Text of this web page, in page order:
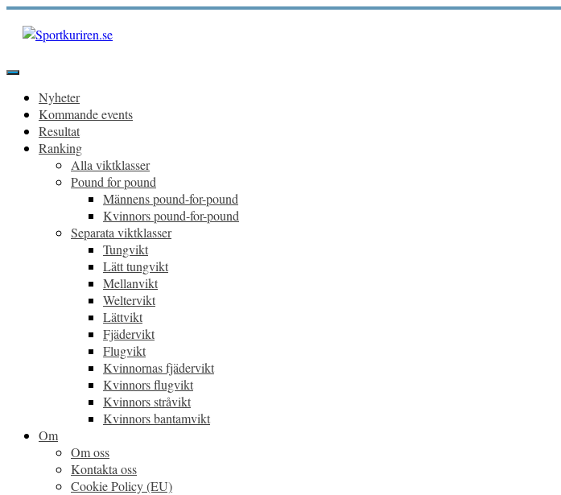
Hoppa
innehåll
Primär
Nyheter
Kommande events
Resultat
Ranking
Alla viktklasser
Pound for pound
Männens pound-for-pound
Kvinnors pound-for-pound
Separata viktklasser
Tungvikt
Lätt tungvikt
Mellanvikt
Weltervikt
Lättvikt
Fjädervikt
Flugvikt
Kvinnornas fjädervikt
Kvinnors flugvikt
Kvinnors stråvikt
Kvinnors bantamvikt
Om
Om oss
Kontakta oss
Cookie Policy (EU)